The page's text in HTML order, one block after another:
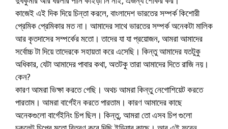
কাজেই এই দিক দিয়ে চিন্তা করলে, বাংলাদেশ ভারতের সম্পর্ক কিশোরী
প্রেমিক প্রেমিকার মত না। আমাদের সাথে ভারতের সম্পর্ক অনেকটা মালিক
আর কৃতদাসের সম্পর্কের মতো। তাদের যা যা প্রয়োজন, আমরা আমাদের
সর্বোচ্চ টা দিয়ে তাদেরকে সহায়তা করে এসেছি। কিন্তু আমাদের যতটুকু
অধিকার, যেটা আমাদের পাবার কথা, অতটকু তারা আমাদের দিতে রাজি নয়।
কেন?
কারণ আমরা ভিক্ষা করতে গেছি। অথচ আমরা কিন্তু নেগোশিয়েট করতে
পারতাম। আমরা বার্গেইন করতে পারতাম। কারণ আমাদের কাছে
অনেকগুলো বার্গেইনিং চিপ ছিল। কিন্তু, আমরা তো এসব চিপ গুলো